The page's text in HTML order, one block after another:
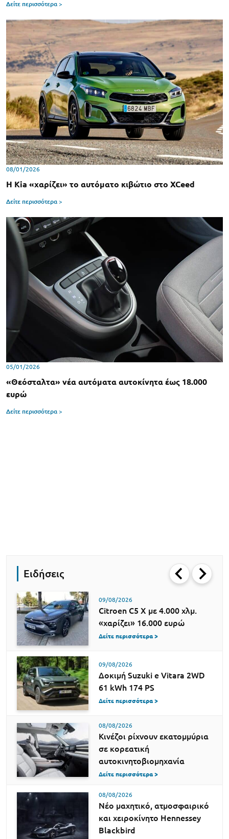
Δείτε περισσότερα >
08/01/2026
H Kia «χαρίζει» το αυτόματο κιβώτιο στο XCeed
Δείτε περισσότερα >
05/01/2026
«Θεόσταλτα» νέα αυτόματα αυτοκίνητα έως 18.000
ευρώ
Δείτε περισσότερα >
Ειδήσεις
09/08/2026
Citroen C5 X με 4.000 χλμ.
«χαρίζει» 16.000 ευρώ
Δείτε περισσότερα >
09/08/2026
Δοκιμή Suzuki e Vitara 2WD
61 kWh 174 PS
Δείτε περισσότερα >
08/08/2026
Κινέζοι ρίχνουν εκατομμύρια
σε κορεατική
αυτοκινητοβιομηχανία
Δείτε περισσότερα >
08/08/2026
Νέο μαχητικό, ατμοσφαιρικό
και χειροκίνητο Hennessey
Blackbird